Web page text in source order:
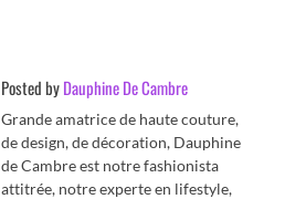
Posted byDauphine De Cambre
Grande amatrice de haute couture,
de design, de décoration, Dauphine
de Cambre est notre fashionista
attitrée, notre experte en lifestyle,